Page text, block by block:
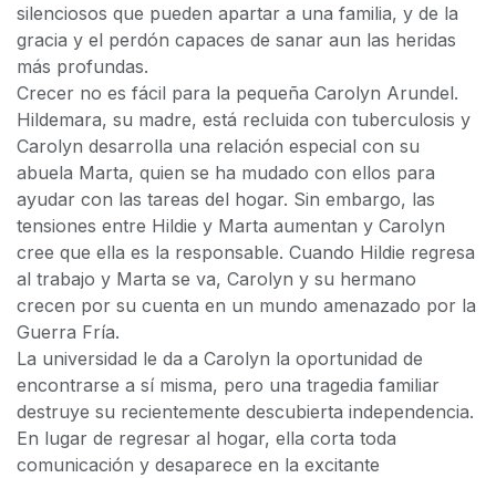
silenciosos que pueden apartar a una familia, y de la
gracia y el perdón capaces de sanar aun las heridas
más profundas.
Crecer no es fácil para la pequeña Carolyn Arundel.
Hildemara, su madre, está recluida con tuberculosis y
Carolyn desarrolla una relación especial con su
abuela Marta, quien se ha mudado con ellos para
ayudar con las tareas del hogar. Sin embargo, las
tensiones entre Hildie y Marta aumentan y Carolyn
cree que ella es la responsable. Cuando Hildie regresa
al trabajo y Marta se va, Carolyn y su hermano
crecen por su cuenta en un mundo amenazado por la
Guerra Fría.
La universidad le da a Carolyn la oportunidad de
encontrarse a sí misma, pero una tragedia familiar
destruye su recientemente descubierta independencia.
En lugar de regresar al hogar, ella corta toda
comunicación y desaparece en la excitante